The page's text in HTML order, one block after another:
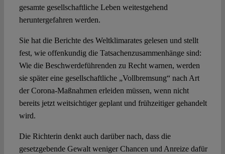
gesamte gesellschaftliche Leben weitestgehend
heruntergefahren werden.
Sie hat die Berichte des Weltklimarates gelesen und stellt
fest, wie offenkundig die Tatsachenzusammenhänge sind:
Wie die Beschwerdeführenden zu Recht warnen, werden
sie später eine gesellschaftliche „Vollbremsung“ nach Art
der Corona-Maßnahmen erleiden müssen, wenn nicht
bereits jetzt weitsichtiger geplant und frühzeitiger gehandelt
wird.
Die Richterin denkt auch darüber nach, dass die
gesetzgebende Gewalt weniger Chancen und Anreize dafür